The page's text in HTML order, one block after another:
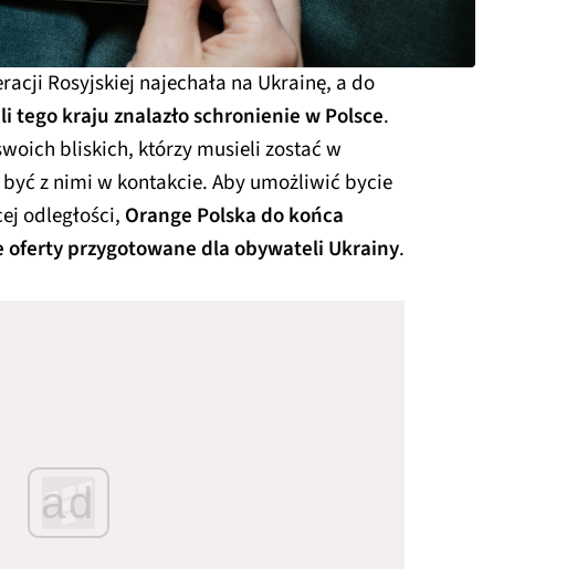
Rosyjskiej najechała na Ukrainę, a do
tego kraju znalazło schronienie w Polsce.
bliskich, którzy musieli zostać w
z nimi w kontakcie. Aby umożliwić bycie
odległości, Orange Polska do końca
oferty przygotowane dla obywateli Ukrainy.
ad